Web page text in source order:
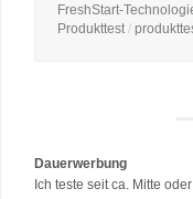
FreshStart-
Produkttest /
Dauerwerbung
Ich teste seit ca. Mitte